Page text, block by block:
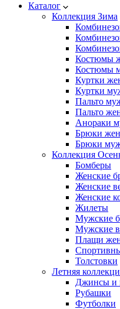
Каталог
Коллекция Зима
Костюмы
Костюмы
Куртки
Куртки
Пальто
Пальто
Анораки
Брюки
Брюки
Коллекция
Бомберы
Женские
Женские
Женские
Жилеты
Мужские
Мужские
Плащи
Толстовки
Летняя
Джинсы и
Рубашки
Футболки